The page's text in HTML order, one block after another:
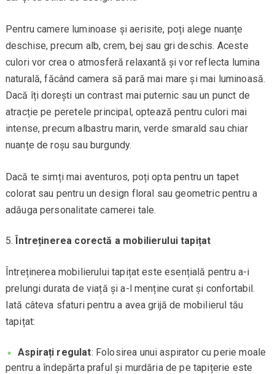
Pentru camere luminoase și aerisite, poți alege nuanțe
deschise, precum alb, crem, bej sau gri deschis. Aceste
culori vor crea o atmosferă relaxantă și vor reflecta lumina
naturală, făcând camera să pară mai mare și mai luminoasă.
Dacă îți dorești un contrast mai puternic sau un punct de
atracție pe peretele principal, optează pentru culori mai
intense, precum albastru marin, verde smarald sau chiar
nuanțe de roșu sau burgundy.
Dacă te simți mai aventuros, poți opta pentru un tapet
colorat sau pentru un design floral sau geometric pentru a
adăuga personalitate camerei tale.
Întreținerea corectă a mobilierului tapițat
Întreținerea mobilierului tapițat este esențială pentru a-i
prelungi durata de viață și a-l menține curat și confortabil.
Iată câteva sfaturi pentru a avea grijă de mobilierul tău
tapițat:
Aspirați regulat: Folosirea unui aspirator cu perie moale
pentru a îndepărta praful și murdăria de pe tapițerie este